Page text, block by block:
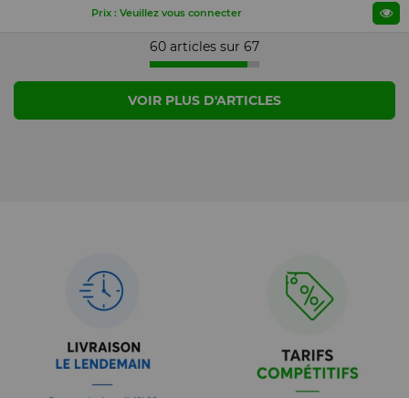
Prix : Veuillez vous connecter
60 articles sur 67
VOIR PLUS D'ARTICLES